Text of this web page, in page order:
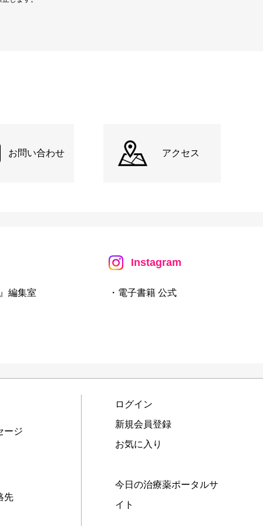
お問い合わせ アクセス
編集室
Instagram
・電子書籍 公式
ージ
先
ログイン
新規会員登録
お気に入り
今日の治療薬ポータルサ
イト